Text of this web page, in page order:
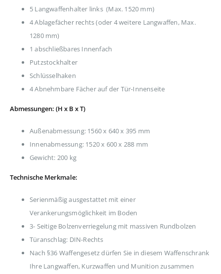
5 Langwaffenhalter links (Max. 1520 mm)
4 Ablagefächer rechts (oder 4 weitere Langwaffen, Max.
1280 mm)
1 abschließbares Innenfach
Putzstockhalter
Schlüsselhaken
4 Abnehmbare Fächer auf der Tür-Innenseite
Abmessungen: (H x B x T)
Außenabmessung: 1560 x 640 x 395 mm
Innenabmessung: 1520 x 600 x 288 mm
Gewicht: 200 kg
Technische Merkmale:
Serienmäßig ausgestattet mit einer
Verankerungsmöglichkeit im Boden
3- Seitige Bolzenverriegelung mit massiven Rundbolzen
Türanschlag: DIN-Rechts
Nach §36 Waffengesetz dürfen Sie in diesem Waffenschrank
Ihre Langwaffen, Kurzwaffen und Munition zusammen